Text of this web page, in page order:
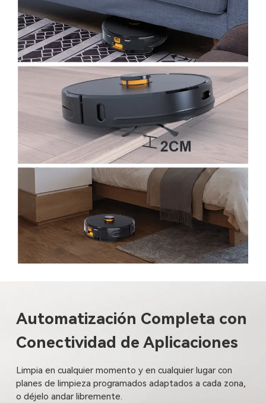
Automatización Completa con
Conectividad de Aplicaciones
Limpia en cualquier momento y en cualquier lugar con
planes de limpieza programados adaptados a cada zona,
o déjelo andar libremente.